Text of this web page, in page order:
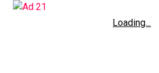
Loading...